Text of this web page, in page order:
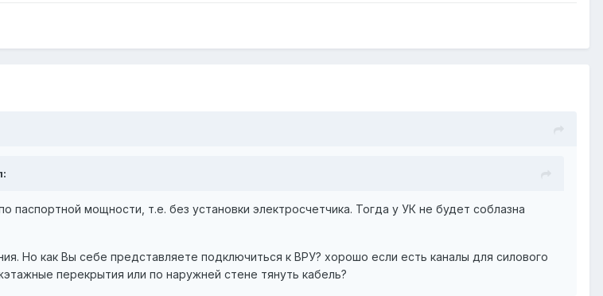
паспортной мощности, т.е. без установки электросчетчика. Тогда у УК не будет соблазна
Но как Вы себе представляете подключиться к ВРУ? хорошо если есть каналы для силового
перекрытия или по наружней стене тянуть кабель?